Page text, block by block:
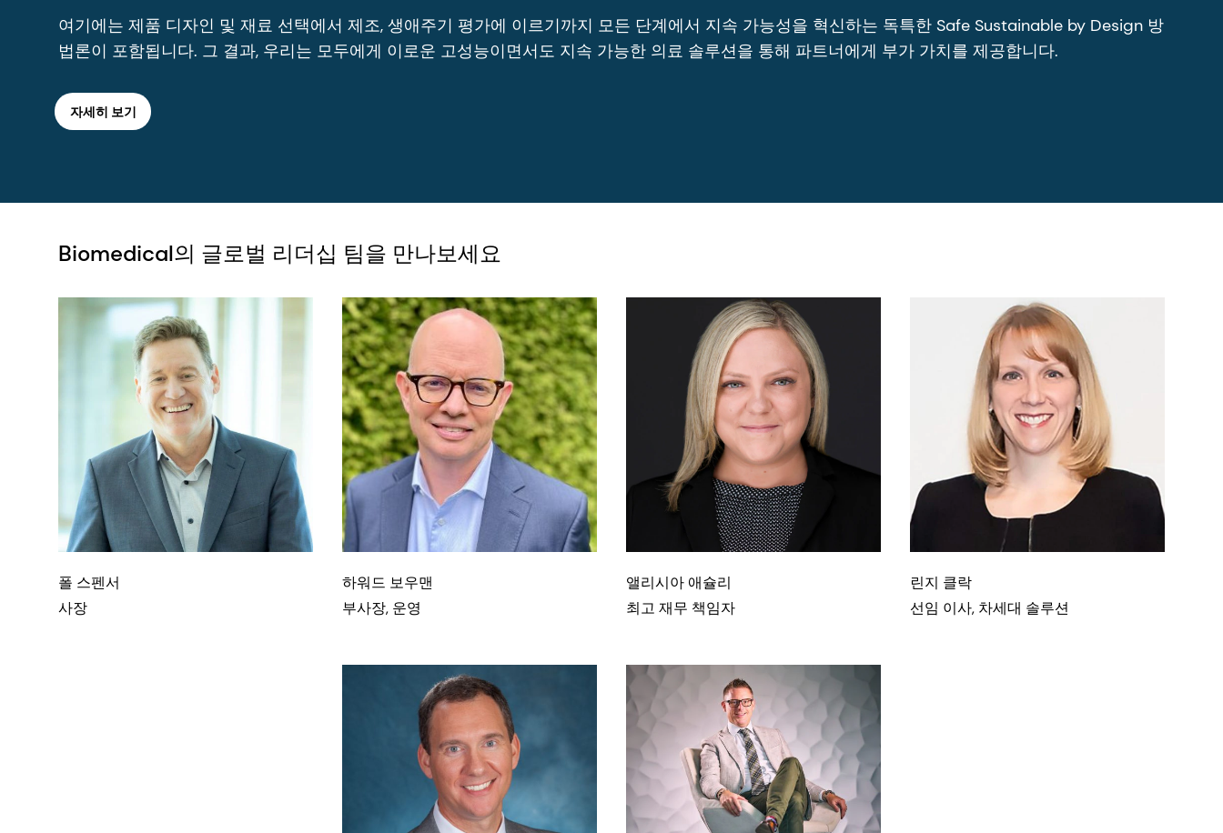
여기에는 제품 디자인 및 재료 선택에서 제조, 생애주기 평가에 이르기까지 모든 단계에서 지속 가능성을 혁신하는 독특한 Safe Sustainable by Design 방
법론이 포함됩니다. 그 결과, 우리는 모두에게 이로운 고성능이면서도 지속 가능한 의료 솔루션을 통해 파트너에게 부가 가치를 제공합니다.
자세히 보기
Biomedical의 글로벌 리더십 팀을 만나보세요
폴 스펜서
사장
하워드 보우맨
부사장, 운영
앨리시아 애슐리
최고 재무 책임자
린지 클락
선임 이사, 차세대 솔루션